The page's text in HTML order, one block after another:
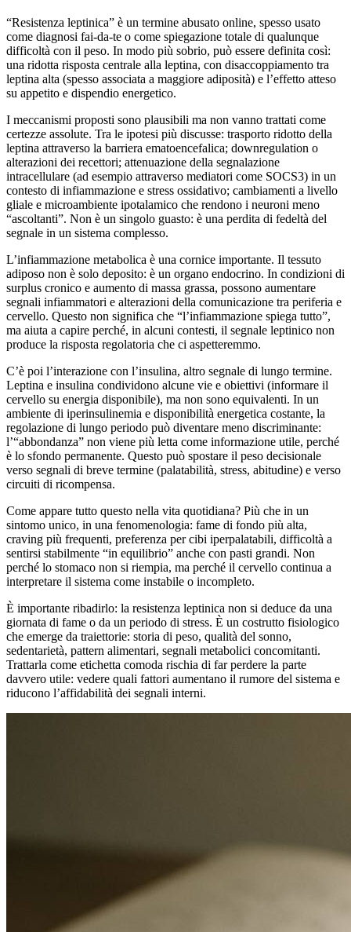
“Resistenza leptinica” è un termine abusato online, spesso usato
come diagnosi fai-da-te o come spiegazione totale di qualunque
difficoltà con il peso. In modo più sobrio, può essere definita così:
una ridotta risposta centrale alla leptina, con disaccoppiamento tra
leptina alta (spesso associata a maggiore adiposità) e l’effetto atteso
su appetito e dispendio energetico.
I meccanismi proposti sono plausibili ma non vanno trattati come
certezze assolute. Tra le ipotesi più discusse: trasporto ridotto della
leptina attraverso la barriera ematoencefalica; downregulation o
alterazioni dei recettori; attenuazione della segnalazione
intracellulare (ad esempio attraverso mediatori come SOCS3) in un
contesto di infiammazione e stress ossidativo; cambiamenti a livello
gliale e microambiente ipotalamico che rendono i neuroni meno
“ascoltanti”. Non è un singolo guasto: è una perdita di fedeltà del
segnale in un sistema complesso.
L’infiammazione metabolica è una cornice importante. Il tessuto
adiposo non è solo deposito: è un organo endocrino. In condizioni di
surplus cronico e aumento di massa grassa, possono aumentare
segnali infiammatori e alterazioni della comunicazione tra periferia e
cervello. Questo non significa che “l’infiammazione spiega tutto”,
ma aiuta a capire perché, in alcuni contesti, il segnale leptinico non
produce la risposta regolatoria che ci aspetteremmo.
C’è poi l’interazione con l’insulina, altro segnale di lungo termine.
Leptina e insulina condividono alcune vie e obiettivi (informare il
cervello su energia disponibile), ma non sono equivalenti. In un
ambiente di iperinsulinemia e disponibilità energetica costante, la
regolazione di lungo periodo può diventare meno discriminante:
l’“abbondanza” non viene più letta come informazione utile, perché
è lo sfondo permanente. Questo può spostare il peso decisionale
verso segnali di breve termine (palatabilità, stress, abitudine) e verso
circuiti di ricompensa.
Come appare tutto questo nella vita quotidiana? Più che in un
sintomo unico, in una fenomenologia: fame di fondo più alta,
craving più frequenti, preferenza per cibi iperpalatabili, difficoltà a
sentirsi stabilmente “in equilibrio” anche con pasti grandi. Non
perché lo stomaco non si riempia, ma perché il cervello continua a
interpretare il sistema come instabile o incompleto.
È importante ribadirlo: la resistenza leptinica non si deduce da una
giornata di fame o da un periodo di stress. È un costrutto fisiologico
che emerge da traiettorie: storia di peso, qualità del sonno,
sedentarietà, pattern alimentari, segnali metabolici concomitanti.
Trattarla come etichetta comoda rischia di far perdere la parte
davvero utile: vedere quali fattori aumentano il rumore del sistema e
riducono l’affidabilità dei segnali interni.